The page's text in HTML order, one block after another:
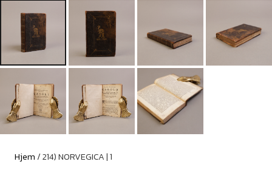
Hjem/ 214) NORVEGICA | 1